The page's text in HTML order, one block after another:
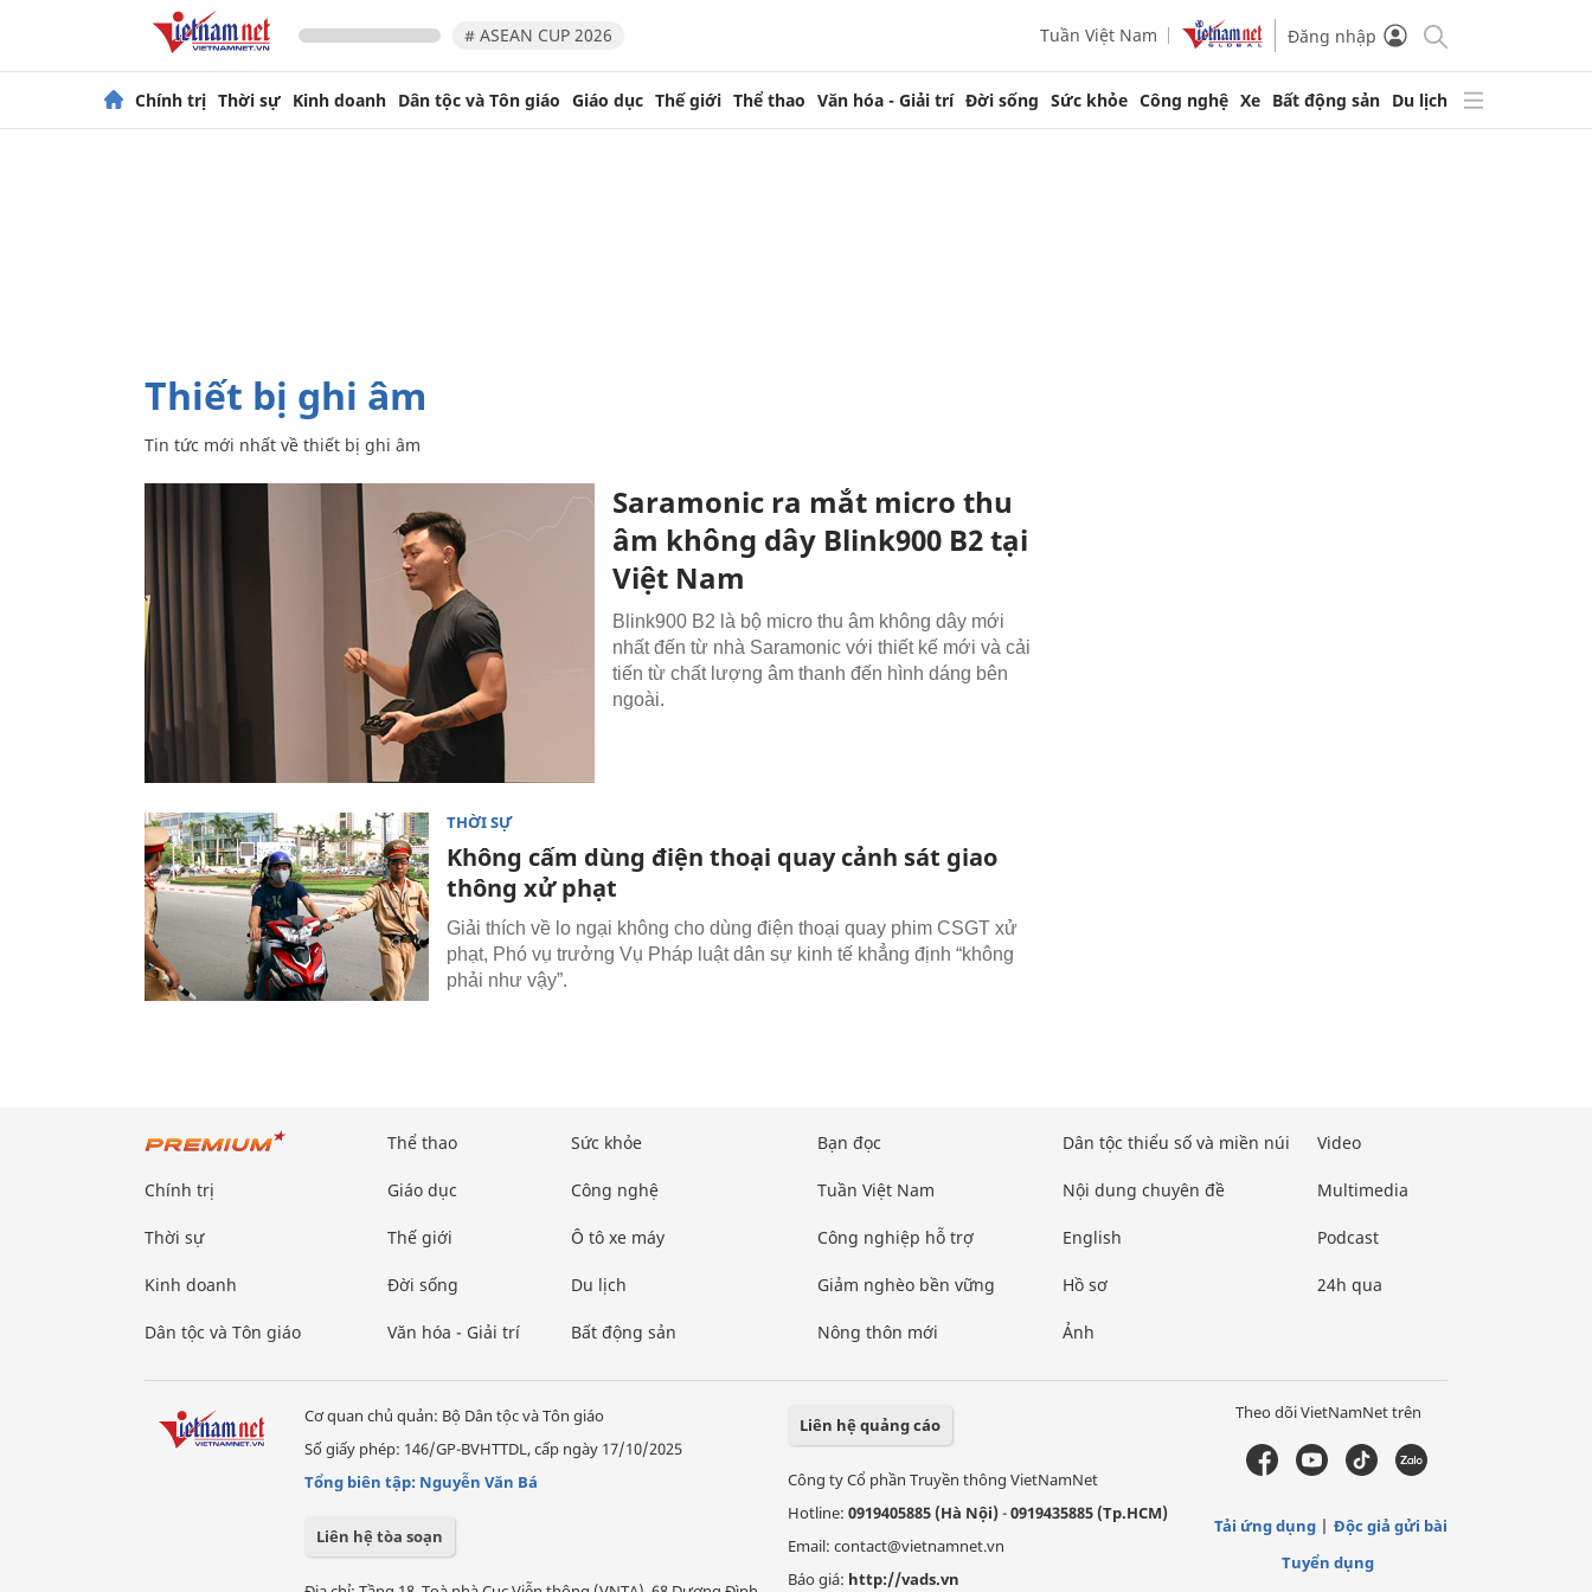
# ASEAN CUP 2026 Tuần Việt Nam Đăng nhập
Chính trị Thời sự Kinh doanh Dân tộc và Tôn giáo Giáo dục Thế giới Thể thao Văn hóa - Giải trí Đời sống Sức khỏe Công nghệ Xe Bất động sản Du lịch
thiết bị ghi âm
Tin tức mới nhất về thiết bị ghi âm
Saramonic ra mắt micro thu
âm không dây Blink900 B2 tại
Việt Nam
Blink900 B2 là bộ micro thu âm không dây mới
nhất đến từ nhà Saramonic với thiết kế mới và cải
tiến từ chất lượng âm thanh đến hình dáng bên
ngoài.
THỜI SỰ
Không cấm dùng điện thoại quay cảnh sát giao
thông xử phạt
Giải thích về lo ngại không cho dùng điện thoại quay phim CSGT xử
phạt, Phó vụ trưởng Vụ Pháp luật dân sự kinh tế khẳng định “không
phải như vậy”.
Chính trị
Thời sự
Kinh doanh
Dân tộc và Tôn giáo
Thể thao
Giáo dục
Thế giới
Đời sống
Văn hóa - Giải trí
Sức khỏe
Công nghệ
Ô tô xe máy
Du lịch
Bất động sản
Bạn đọc
Tuần Việt Nam
Công nghiệp hỗ trợ
Giảm nghèo bền vững
Nông thôn mới
Dân tộc thiểu số và miền núi
Nội dung chuyên đề
English
Hồ sơ
Ảnh
Video
Multimedia
Podcast
24h qua
Cơ quan chủ quản: Bộ Dân tộc và Tôn giáo
Số giấy phép: 146/GP-BVHTTDL, cấp ngày 17/10/2025
Tổng biên tập: Nguyễn Văn Bá
Liên hệ tòa soạn
Liên hệ quảng cáo
Công ty Cổ phần Truyền thông VietNamNet
Hotline: 0919405885 (Hà Nội)-0919435885 (Tp.HCM)
Email: contact@vietnamnet.vn
Báo giá: http://vads.vn
Theo dõi VietNamNet trên
Tải ứng dụng
Độc giả gửi bài
Tuyển dụng